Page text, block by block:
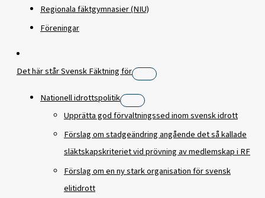
Regionala fäktgymnasier (NIU)
Föreningar
Det här står Svensk Fäktning för
Nationell idrottspolitik
Upprätta god förvaltningssed inom svensk idrott
Förslag om stadgeändring angående det så kallade
släktskapskriteriet vid prövning av medlemskap i RF
Förslag om en ny stark organisation för svensk
elitidrott